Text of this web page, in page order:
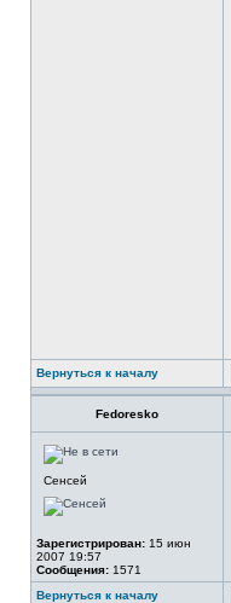
Вернуться к началу
Fedoresko
Сенсей
Зарегистрирован: 15 июн
2007 19:57
Сообщения: 1571
Вернуться к началу